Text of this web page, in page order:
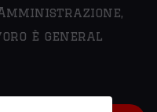
è general